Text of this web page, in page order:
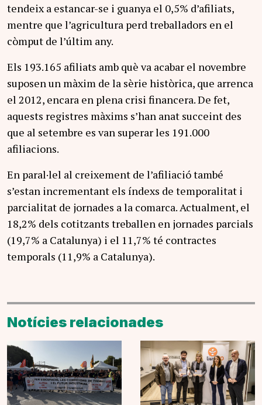
tendeix a estancar-se i guanya el 0,5% d’afiliats,
mentre que l’agricultura perd treballadors en el
còmput de l’últim any.
Els 193.165 afiliats amb què va acabar el novembre
suposen un màxim de la sèrie històrica, que arrenca
el 2012, encara en plena crisi financera. De fet,
aquests registres màxims s’han anat succeint des
que al setembre es van superar les 191.000
afiliacions.
En paral·lel al creixement de l’afiliació també
s’estan incrementant els índexs de temporalitat i
parcialitat de jornades a la comarca. Actualment, el
18,2% dels cotitzants treballen en jornades parcials
(19,7% a Catalunya) i el 11,7% té contractes
temporals (11,9% a Catalunya).
Notícies relacionades